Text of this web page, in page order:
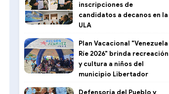
inscripciones de
candidatos a decanos en la
ULA
Plan Vacacional "Venezuela
Ríe 2026" brinda recreación
y cultura a niños del
municipio Libertador